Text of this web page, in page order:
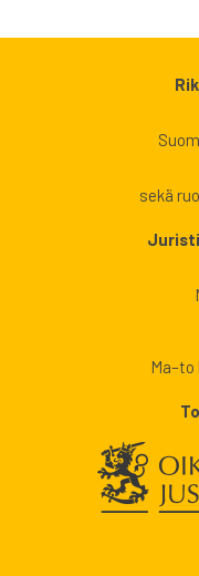
sekä
Ma–to